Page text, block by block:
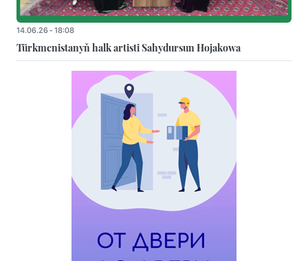
14.06.26 - 18:08
Türkmenistanyň halk artisti Sahydursun Hojakowa